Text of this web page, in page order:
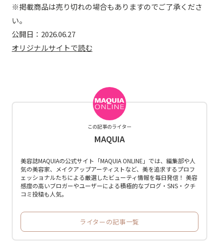
※掲載商品は売り切れの場合もありますのでご了承くださ
い。
公開日： 2026.06.27
オリジナルサイトで読む
この記事のライター
MAQUIA
美容誌MAQUIAの公式サイト「MAQUIA ONLINE」では、編集部や人
気の美容家、メイクアップアーティストなど、美を追求するプロフ
ェッショナルたちによる厳選したビューティ情報を毎日発信！ 美容
感度の高いブロガーやユーザーによる積極的なブログ・SNS・クチ
コミ投稿も人気。
ライターの記事一覧